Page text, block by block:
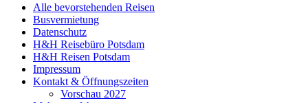
Alle bevorstehenden Reisen
Busvermietung
Datenschutz
H&H Reisebüro Potsdam
H&H Reisen Potsdam
Impressum
Kontakt & Öffnungszeiten
Vorschau 2027